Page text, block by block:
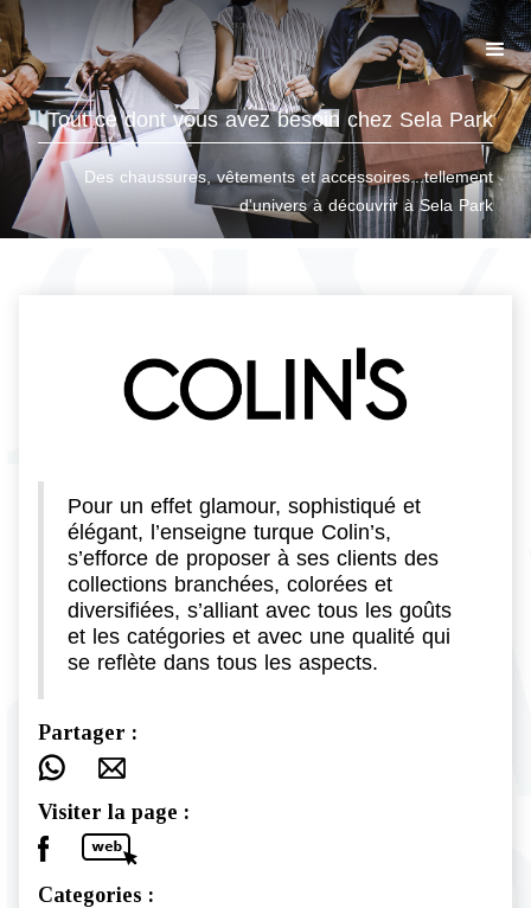
Tout ce dont vous avez besoin chez Sela Park
Des chaussures, vêtements et accessoires...tellement
d'univers à découvrir à Sela Park
Pour un effet glamour, sophistiqué et
élégant, l’enseigne turque Colin’s,
s’efforce de proposer à ses clients des
collections branchées, colorées et
diversifiées, s’alliant avec tous les goûts
et les catégories et avec une qualité qui
se reflète dans tous les aspects.
Partager :
Visiter la page :
Categories :